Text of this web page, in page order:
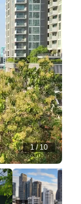
1/10